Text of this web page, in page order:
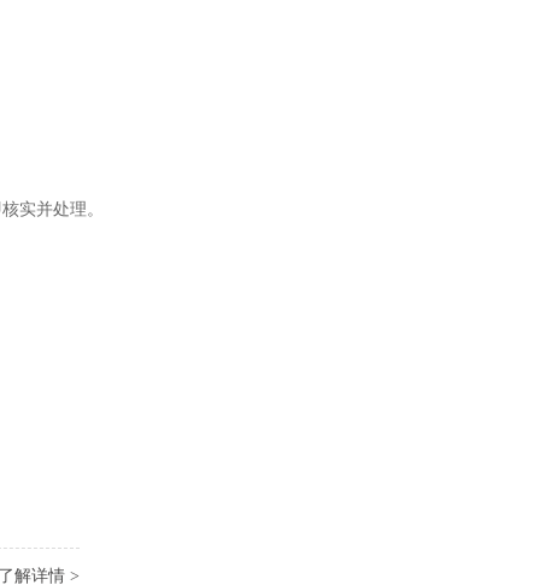
实并处理。
了解详情 >